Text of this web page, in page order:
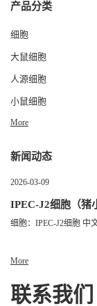
产品分类
细胞
大鼠细胞
人源细胞
小鼠细胞
More
新闻动态
2026-03-09
IPEC-J2细胞（猪
细胞：IPEC-J2细胞 中
More
联系我们